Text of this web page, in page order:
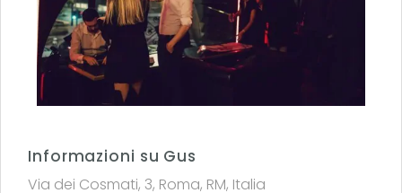
Informazioni su Gus
Via dei Cosmati, 3, Roma, RM, Italia